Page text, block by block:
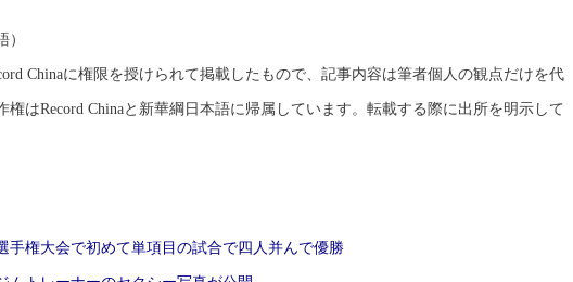
）
Chinaに権限を授けられて掲載したもので、記事内容は筆者個人の観点だけを代
権はRecord Chinaと新華綱日本語に帰属しています。転載する際に出所を明示して
手権大会で初めて単項目の試合で四人并んで優勝